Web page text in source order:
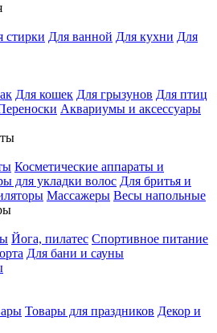
стирки Для ванной Для кухни Для
Для кошек Для грызунов Для птиц
Аквариумы и аксессуары
Косметические аппараты и
для укладки волос Для бритья и
Массажеры Весы напольные
Йога, пилатес Спортивное питание
Для бани и сауны
Товары для праздников Декор и